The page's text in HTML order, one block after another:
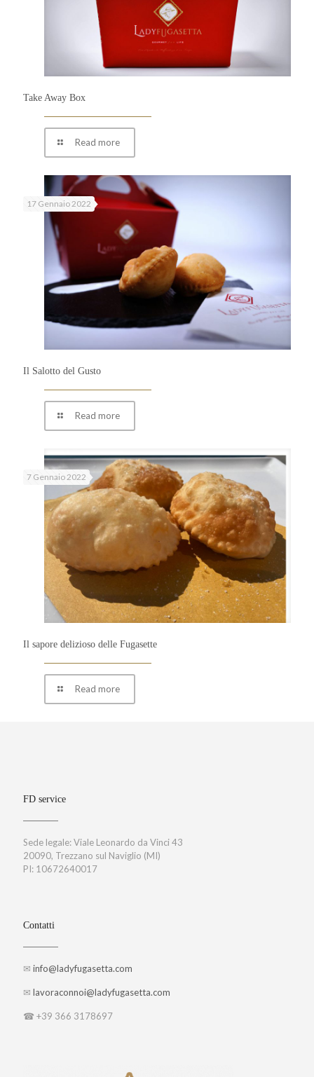
Take Away Box
Read more
17 Gennaio 2022
Il Salotto del Gusto
Read more
7 Gennaio 2022
Il sapore delizioso delle Fugasette
Read more
FD service
Sede legale: Viale Leonardo da Vinci 43
20090, Trezzano sul Naviglio (MI)
PI: 10672640017
Contatti
✉ info@ladyfugasetta.com
✉ lavoraconnoi@ladyfugasetta.com
☎ +39 366 3178697